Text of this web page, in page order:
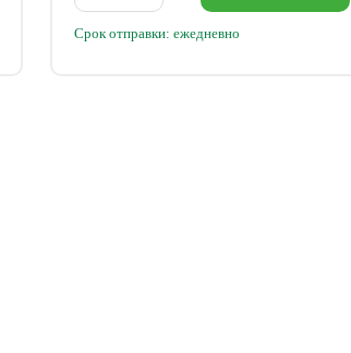
Срок отправки: ежедневно